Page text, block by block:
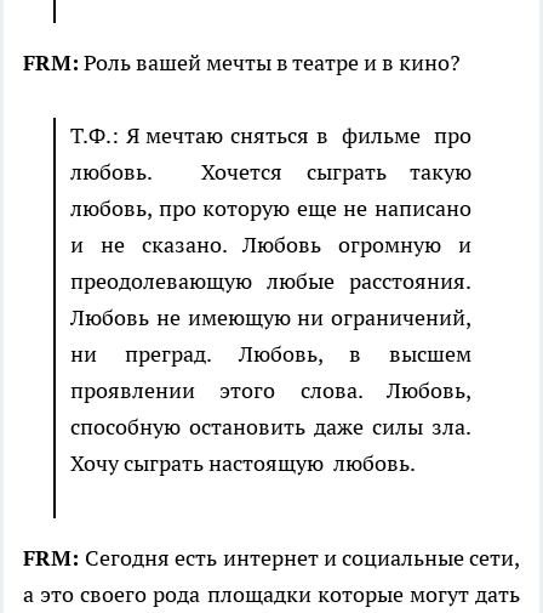
FRM: Роль вашей мечты в театре и в кино?
Т.Ф.: Я мечтаю сняться в фильме про
любовь. Хочется сыграть такую
любовь, про которую еще не написано
и не сказано. Любовь огромную и
преодолевающую любые расстояния.
Любовь не имеющую ни ограничений,
ни преград. Любовь, в высшем
проявлении этого слова. Любовь,
способную остановить даже силы зла.
Хочу сыграть настоящую любовь.
FRM: Сегодня есть интернет и социальные сети,
а это своего рода площадки которые могут дать